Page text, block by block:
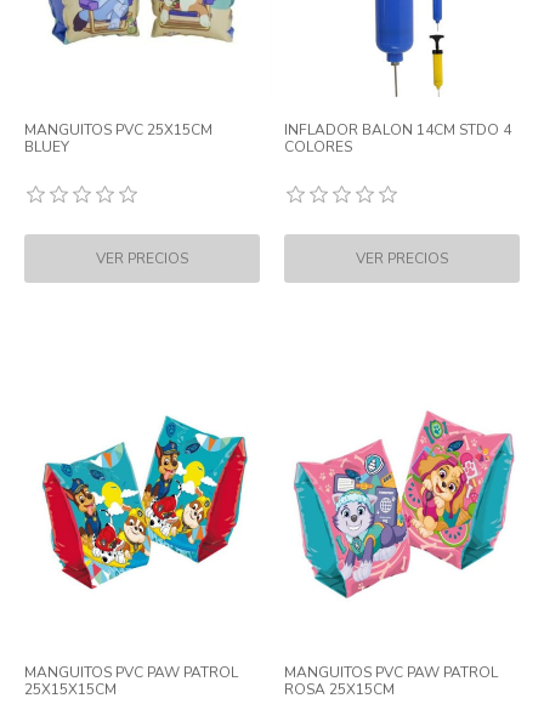
MANGUITOS PVC 25X15CM
BLUEY
INFLADOR BALON 14CM STDO 4
COLORES
MANGUITOS PVC PAW PATROL
25X15X15CM
MANGUITOS PVC PAW PATROL
ROSA 25X15CM